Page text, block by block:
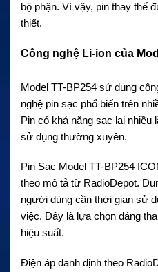
bộ phận. Vì vậy, pin thay thế
thiết.
Công nghệ Li-ion của
Model TT-BP254 sử dụng
nghệ pin sạc phổ biến trên
Pin có khả năng sạc lại
sử dụng thường xuyên.
Pin Sạc Model TT-BP254
theo mô tả từ RadioDepot.
người dùng cần thời gian sử
việc. Đây là lựa chọn đáng
hiệu suất.
Điện áp danh định theo